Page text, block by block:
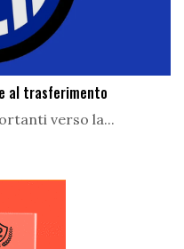
al trasferimento
verso la...